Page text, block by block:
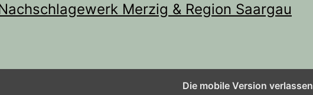
Merzig & Region Saargau
Die mobile Version verlassen